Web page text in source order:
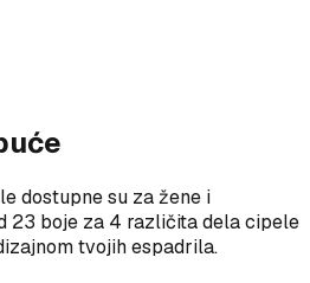
dostupne su za žene i
23 boje za 4 različita dela cipele
tvojih espadrila.